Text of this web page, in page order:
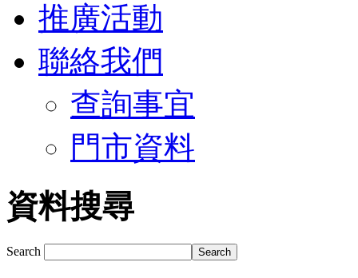
推廣活動
聯絡我們
查詢事宜
門市資料
資料搜尋
Search